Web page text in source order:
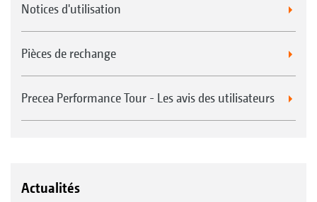
Notices d'utilisation
Pièces de rechange
Precea Performance Tour - Les avis des utilisateurs
Actualités